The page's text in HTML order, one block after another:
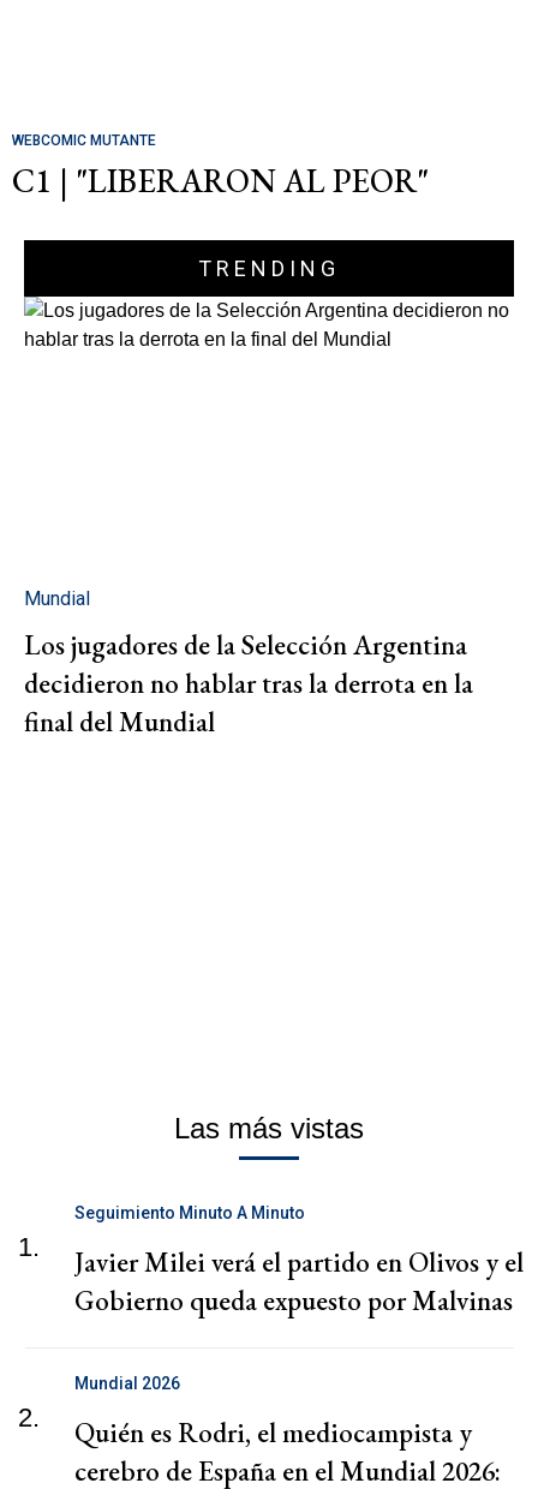
WEBCOMIC MUTANTE
C1 | "LIBERARON AL PEOR"
TRENDING
Mundial
Los jugadores de la Selección Argentina
decidieron no hablar tras la derrota en la
final del Mundial
Las más vistas
1.
Seguimiento Minuto A Minuto
Javier Milei verá el partido en Olivos y el
Gobierno queda expuesto por Malvinas
2.
Mundial 2026
Quién es Rodri, el mediocampista y
cerebro de España en el Mundial 2026: